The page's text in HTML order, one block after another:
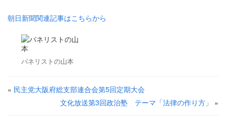
朝日新聞関連記事はこちらから
パネリストの山本
« 民主党大阪府総支部連合会第5回定期大会
文化放送第3回政治塾 テーマ「法律の作り方」
»